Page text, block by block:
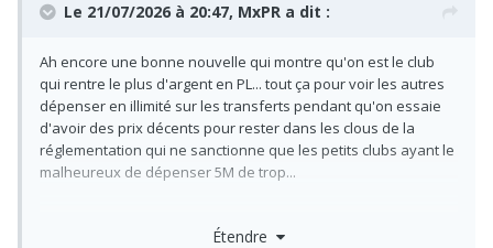
Le 21/07/2026 à 20:47, MxPR a dit :
Ah encore une bonne nouvelle qui montre qu'on est le club
qui rentre le plus d'argent en PL... tout ça pour voir les autres
dépenser en illimité sur les transferts pendant qu'on essaie
d'avoir des prix décents pour rester dans les clous de la
réglementation qui ne sanctionne que les petits clubs ayant le
malheureux de dépenser 5M de trop...
Étendre